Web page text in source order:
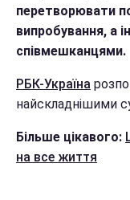
перетворювати
випробування, а
співмешканцями.
РБК-Україна
найскладнішими
Більше цікавого:
на все життя